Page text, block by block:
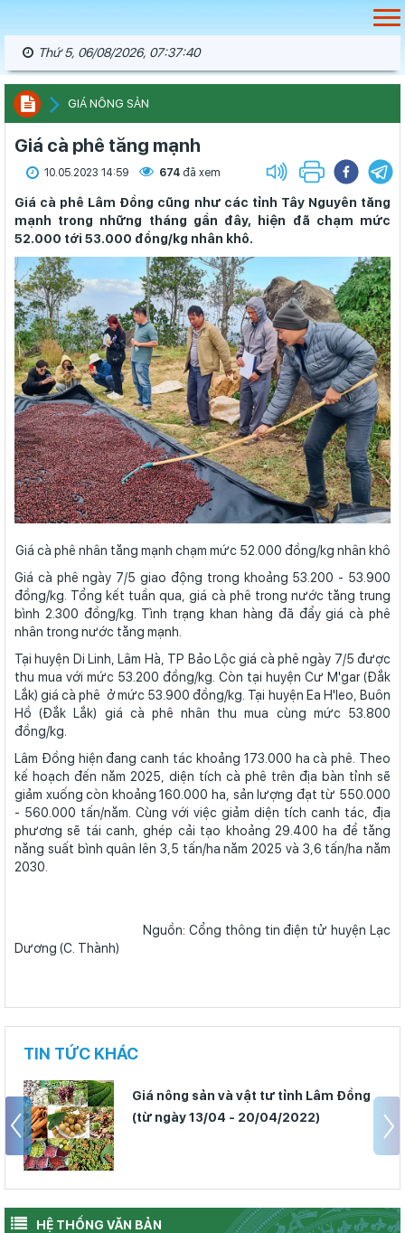
Thứ 5, 06/08/2026, 07:37:41
GIÁ NÔNG SẢN
Giá cà phê tăng mạnh
10.05.2023 14:59 674 đã xem
Giá cà phê Lâm Đồng cũng như các tỉnh Tây Nguyên tăng
mạnh trong những tháng gần đây, hiện đã chạm mức
52.000 tới 53.000 đồng/kg nhân khô.
Giá cà phê nhân tăng mạnh chạm mức 52.000 đồng/kg nhân khô
Giá cà phê ngày 7/5 giao động trong khoảng 53.200 - 53.900
đồng/kg. Tổng kết tuần qua, giá cà phê trong nước tăng trung
bình 2.300 đồng/kg. Tình trạng khan hàng đã đẩy giá cà phê
nhân trong nước tăng mạnh.
Tại huyện Di Linh, Lâm Hà, TP Bảo Lộc giá cà phê ngày 7/5 được
thu mua với mức 53.200 đồng/kg. Còn tại huyện Cư M'gar (Đắk
Lắk) giá cà phê ở mức 53.900 đồng/kg. Tại huyện Ea H'leo, Buôn
Hồ (Đắk Lắk) giá cà phê nhân thu mua cùng mức 53.800
đồng/kg.
Lâm Đồng hiện đang canh tác khoảng 173.000 ha cà phê. Theo
kế hoạch đến năm 2025, diện tích cà phê trên địa bàn tỉnh sẽ
giảm xuống còn khoảng 160.000 ha, sản lượng đạt từ 550.000
- 560.000 tấn/năm. Cùng với việc giảm diện tích canh tác, địa
phương sẽ tái canh, ghép cải tạo khoảng 29.400 ha để tăng
năng suất bình quân lên 3,5 tấn/ha năm 2025 và 3,6 tấn/ha năm
2030.
Nguồn: Cổng thông tin điện tử huyện Lạc
Dương (C. Thành)
TIN TỨC KHÁC
Giá nông sản và vật tư tỉnh Lâm Đồng
(từ ngày 13/04 - 20/04/2022)
HỆ THỐNG VĂN BẢN